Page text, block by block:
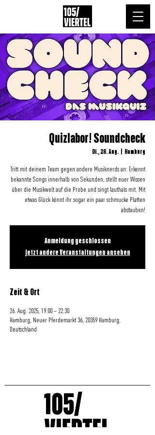
Quizlabor! Soundcheck
Di., 26. Aug. Hamburg
Tritt mit deinem Team gegen andere Musiknerds an: Erkennt
bekannte Songs innerhalb von Sekunden, stellt euer Wissen
über die Musikwelt auf die Probe und singt lauthals mit. Mit
etwas Glück könnt ihr sogar ein paar schmucke Platten
abstauben!
Anmeldung geschlossen
Jetzt andere Veranstaltungen ansehen
Zeit & Ort
26. Aug. 2025, 19:00 – 22:30
Hamburg, Neuer Pferdemarkt 36, 20359 Hamburg,
Deutschland